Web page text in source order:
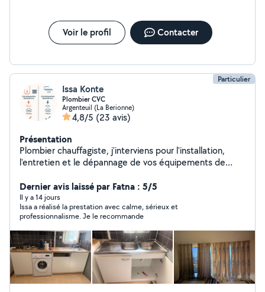
Voir le profil Contacter
Particulier
Issa Konte
Plombier CVC
Argenteuil (La Berionne)
4,8/5 (23 avis)
Présentation
Plombier chauffagiste, j'interviens pour l'installation,
l'entretien et le dépannage de vos équipements de
Sérieux, motivé et appliqué, je vous garantis un travail
propre et soigné. Disponible pour petits travaux,
entretiens et dépannages. N'hésitez pas à me
contacter via mon profil le numéro est affiché en bas
Dernier avis laissé par Fatna : 5/5
Il y a 14 jours
Issa a réalisé la prestation avec calme, sérieux et
professionnalisme. Je le recommande